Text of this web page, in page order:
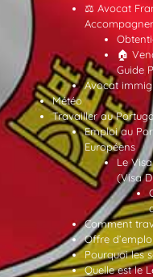
⚖️ Avocat
🏠
Guide
Avocat
Météo
Travailler au
Emploi au
Européens
Le
(Visa
Comment
Offre
Pourquoi les
Quelle est le